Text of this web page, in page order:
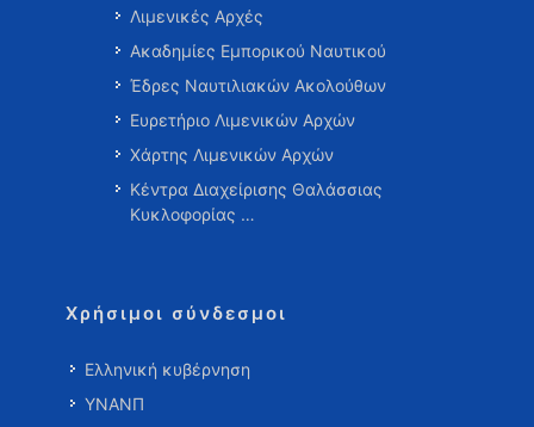
Λιμενικές Αρχές
Ακαδημίες Εμπορικού Ναυτικού
Έδρες Ναυτιλιακών Ακολούθων
Ευρετήριο Λιμενικών Αρχών
Χάρτης Λιμενικών Αρχών
Κέντρα Διαχείρισης Θαλάσσιας
Κυκλοφορίας …
Χρήσιμοι σύνδεσμοι
Ελληνική κυβέρνηση
ΥΝΑΝΠ